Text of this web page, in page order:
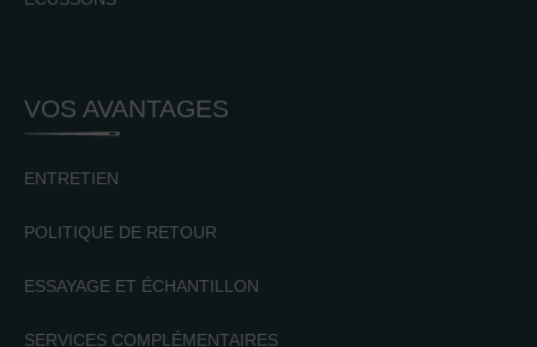
VOS AVANTAGES
ENTRETIEN
POLITIQUE DE RETOUR
ESSAYAGE ET ÉCHANTILLON
SERVICES COMPLÉMENTAIRES